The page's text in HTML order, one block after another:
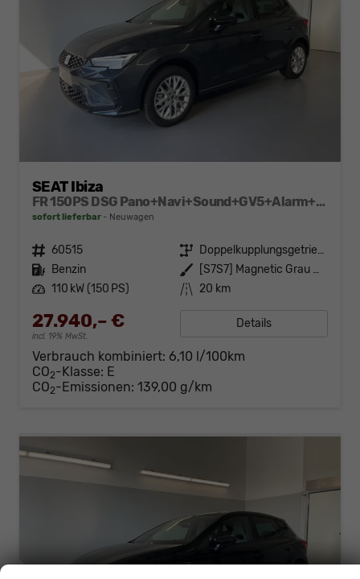
SEAT Ibiza
FR 150PS DSG Pano+Navi+Sound+GV5+Alarm+Kessy+Voll-LED+Sitzheizung
sofort lieferbar Neuwagen
Fahrzeugnr. 60515 Getriebe
Doppelkupplungsgetriebe (DSG)
Kraftstoff Benzin Außenfarbe
[S7S7] Magnetic Grau Metallic
Leistung 110 kW (150 PS) Kilometerstand 20 km
27.940,– €
incl. 19% MwSt.
Details
Verbrauch kombiniert: 6,10 l/100km
CO2-Klasse: E
CO2-Emissionen: 139,00 g/km